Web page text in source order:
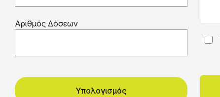
Αριθμός Δόσεων
Υπολογισμός